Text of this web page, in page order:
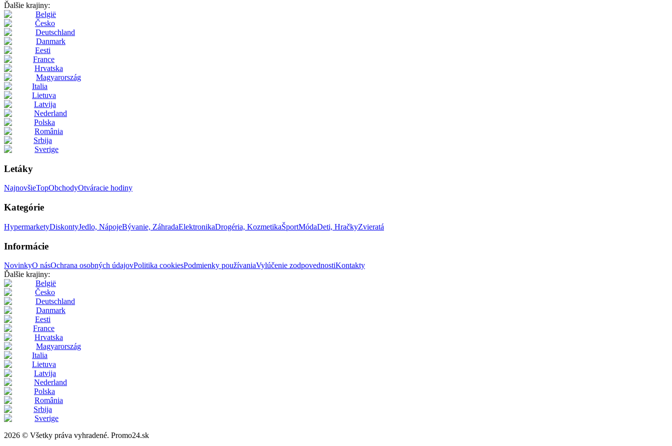
Ďalšie krajiny:
België
Česko
Deutschland
Danmark
Eesti
France
Hrvatska
Magyarország
Italia
Lietuva
Latvija
Nederland
Polska
România
Srbija
Sverige
Letáky
NajnovšieTopObchodyOtváracie hodiny
Kategórie
HypermarketyDiskontyJedlo, NápojeBývanie, ZáhradaElektronikaDrogéria, KozmetikaŠportMódaDeti, HračkyZvieratá
Informácie
NovinkyO násOchrana osobných údajovPolitika cookiesPodmienky používaniaVylúčenie zodpovednostiKontakty
Ďalšie krajiny:
België
Česko
Deutschland
Danmark
Eesti
France
Hrvatska
Magyarország
Italia
Lietuva
Latvija
Nederland
Polska
România
Srbija
Sverige
2026 © Všetky práva vyhradené. Promo24.sk